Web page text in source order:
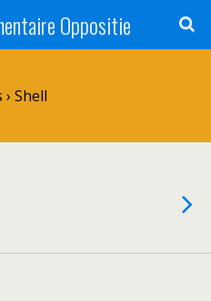
Oppositie
Shell